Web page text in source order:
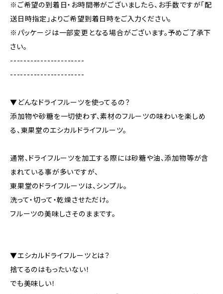
※ご希望の到着日・お時間帯がございましたら、お手数ですが「配
送日時指定」よりご希望到着日時をご入力ください。
※パッケージは一部変更となる場合がございます。予めご了承下
さい。
----------------------
----------------------
▼どんなドライフルーツを使ってるの？
添加物や砂糖を一切使わず、素材のフルーツの味わいを楽しめ
る、東果堂のエシカルドライフルーツ。
通常、ドライフルーツを加工する際には砂糖や油、添加物等が含
まれている事が多いですが、
東果堂のドライフルーツは、シンプル。
洗って・切って・乾燥させただけ。
フルーツの美味しさそのままです。
▼エシカルドライフルーツとは？
捨てるのはもったいない！
でも美味しい！